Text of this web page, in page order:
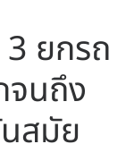
ยกรถ
จนถึง
สมัย